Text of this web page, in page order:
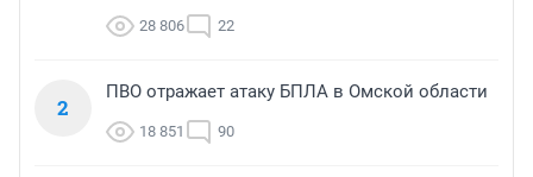
28 806 22
2
ПВО отражает атаку БПЛА в Омской области
18 851 90